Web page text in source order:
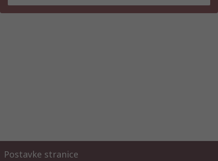
Postavke stranice